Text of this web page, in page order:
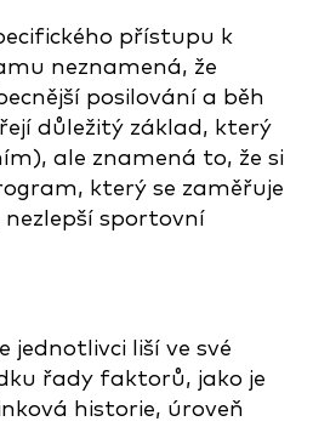
přístupu k
neznamená, že
posilování a běh
důležitý základ, který
ale znamená to, že si
který se zaměřuje
sportovní
jednotlivci liší ve své
řady faktorů, jako je
historie, úroveň